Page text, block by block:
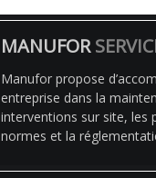
MANUFOR
Manufor propose
entreprise dans la
interventions sur site, les
normes et la